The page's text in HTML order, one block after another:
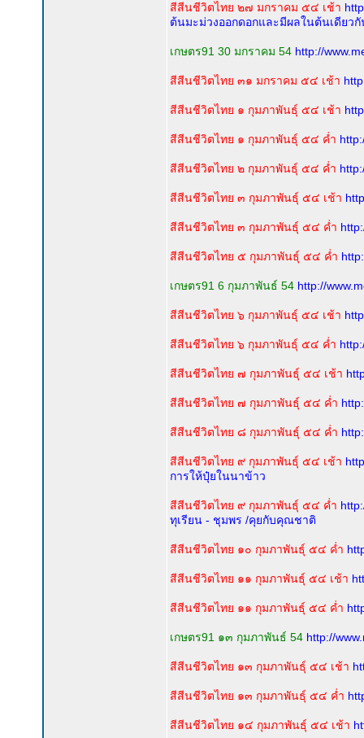
สีสีนชีวิตไทย ๒๗ มกราคม ๕๔ เช้า
ต้นมะม่วงออกดอกและมีผลในต้นเดียว
เกษตร91 30 มกราคม 54 http://
สีสีนชีวิตไทย ๓๑ มกราคม ๕๔ เช้า
สีสีนชีวิตไทย ๑ กุมภาพันธุ์ ๕๔ เช้า
สีสีนชีวิตไทย ๑ กุมภาพันธุ์ ๕๔ ค่ำ
สีสีนชีวิตไทย ๒ กุมภาพันธุ์ ๕๔ ค่ำ
สีสีนชีวิตไทย ๓ กุมภาพันธุ์ ๕๔ เช้า
สีสีนชีวิตไทย ๓ กุมภาพันธุ์ ๕๔ ค่ำ
สีสีนชีวิตไทย ๕ กุมภาพันธุ์ ๕๔ ค่ำ
เกษตร91 6 กุมภาพันธ์ 54 http://
สีสีนชีวิตไทย ๖ กุมภาพันธุ์ ๕๔ เช้า
สีสีนชีวิตไทย ๖ กุมภาพันธุ์ ๕๔ ค่ำ
สีสีนชีวิตไทย ๗ กุมภาพันธุ์ ๕๔ เช้า
สีสีนชีวิตไทย ๗ กุมภาพันธุ์ ๕๔ ค่ำ
สีสีนชีวิตไทย ๘ กุมภาพันธุ์ ๕๔ ค่ำ
สีสีนชีวิตไทย ๙ กุมภาพันธุ์ ๕๔ เช้า
การให้ปุ๋ยในนาข้าว
สีสีนชีวิตไทย ๙ กุมภาพันธุ์ ๕๔ ค่ำ
ทุเรียน - ชุมพร /คุยกับคุณชาติ
สีสีนชีวิตไทย ๑๐ กุมภาพันธุ์ ๕๔ ค่ำ
สีสีนชีวิตไทย ๑๑ กุมภาพันธุ์ ๕๔ เช้า
สีสีนชีวิตไทย ๑๑ กุมภาพันธุ์ ๕๔ ค่ำ
เกษตร91 ๑๓ กุมภาพันธ์ 54 http://
สีสีนชีวิตไทย ๑๓ กุมภาพันธุ์ ๕๔ เช้า
สีสีนชีวิตไทย ๑๓ กุมภาพันธุ์ ๕๔ ค่ำ
สีสีนชีวิตไทย ๑๔ กุมภาพันธุ์ ๕๔ เช้า